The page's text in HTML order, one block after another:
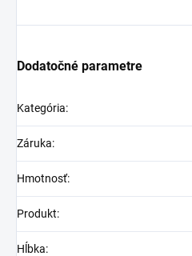
Dodatočné parametre
Kategória:
Záruka:
Hmotnosť:
Produkt:
Hĺbka: